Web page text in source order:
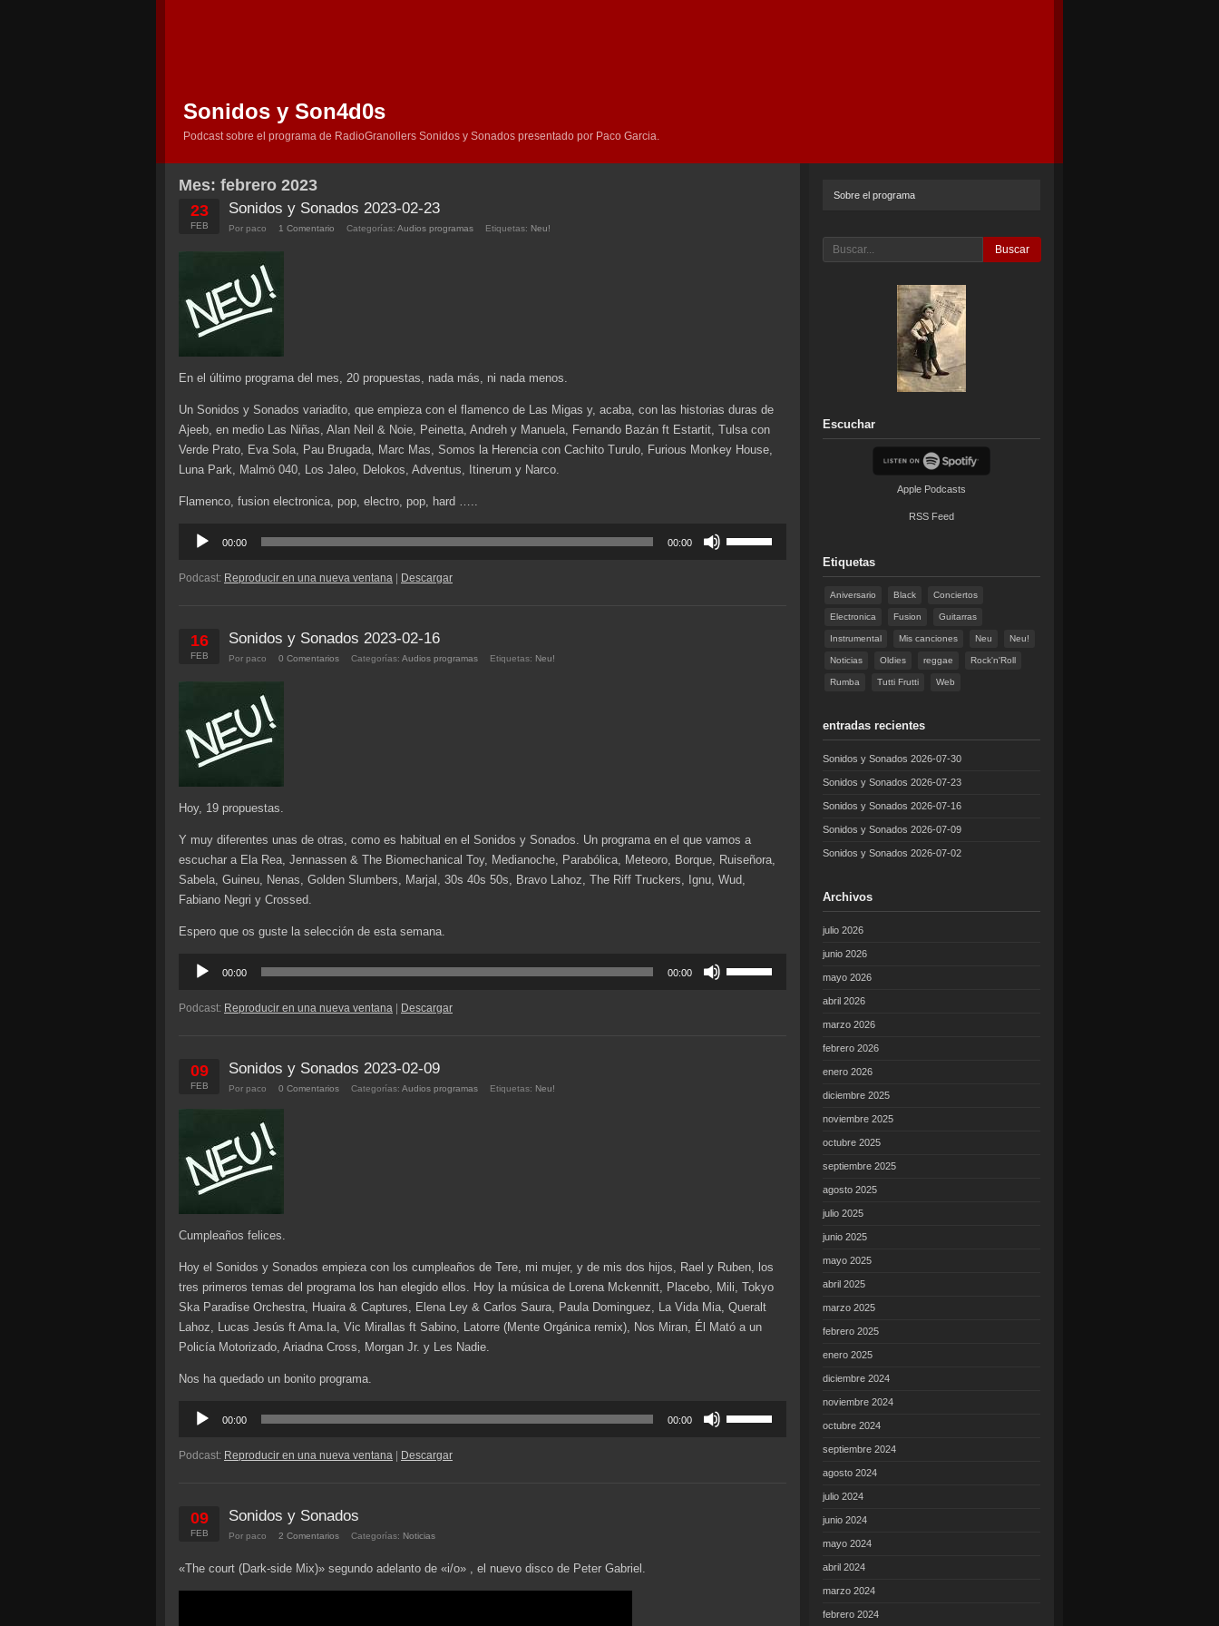
Sonidos y Son4d0s
Podcast sobre el programa de RadioGranollers Sonidos y Sonados presentado por Paco Garcia.
Mes: febrero 2023
23
FEB
Sonidos y Sonados 2023-02-23
Por paco 1 Comentario Categorías: Audios programas Etiquetas: Neu!
En el último programa del mes, 20 propuestas, nada más, ni nada menos.
Un Sonidos y Sonados variadito, que empieza con el flamenco de Las Migas y, acaba, con las historias duras de
Ajeeb, en medio Las Niñas, Alan Neil & Noie, Peinetta, Andreh y Manuela, Fernando Bazán ft Estartit, Tulsa con
Verde Prato, Eva Sola, Pau Brugada, Marc Mas, Somos la Herencia con Cachito Turulo, Furious Monkey House,
Luna Park, Malmö 040, Los Jaleo, Delokos, Adventus, Itinerum y Narco.
Flamenco, fusion electronica, pop, electro, pop, hard …..
Reproductor
audio
00:00 00:00
Podcast: Reproducir en una nueva ventana | Descargar
16
FEB
Sonidos y Sonados 2023-02-16
Por paco 0 Comentarios Categorías: Audios programas Etiquetas: Neu!
Hoy, 19 propuestas.
Y muy diferentes unas de otras, como es habitual en el Sonidos y Sonados. Un programa en el que vamos a
escuchar a Ela Rea, Jennassen & The Biomechanical Toy, Medianoche, Parabólica, Meteoro, Borque, Ruiseñora,
Sabela, Guineu, Nenas, Golden Slumbers, Marjal, 30s 40s 50s, Bravo Lahoz, The Riff Truckers, Ignu, Wud,
Fabiano Negri y Crossed.
Espero que os guste la selección de esta semana.
Reproductor
audio
00:00 00:00
Podcast: Reproducir en una nueva ventana | Descargar
09
FEB
Sonidos y Sonados 2023-02-09
Por paco 0 Comentarios Categorías: Audios programas Etiquetas: Neu!
Cumpleaños felices.
Hoy el Sonidos y Sonados empieza con los cumpleaños de Tere, mi mujer, y de mis dos hijos, Rael y Ruben, los
tres primeros temas del programa los han elegido ellos. Hoy la música de Lorena Mckennitt, Placebo, Mili, Tokyo
Ska Paradise Orchestra, Huaira & Captures, Elena Ley & Carlos Saura, Paula Dominguez, La Vida Mia, Queralt
Lahoz, Lucas Jesús ft Ama.Ia, Vic Mirallas ft Sabino, Latorre (Mente Orgánica remix), Nos Miran, Él Mató a un
Policía Motorizado, Ariadna Cross, Morgan Jr. y Les Nadie.
Nos ha quedado un bonito programa.
Reproductor
audio
00:00 00:00
Podcast: Reproducir en una nueva ventana | Descargar
09
FEB
Sonidos y Sonados
Por paco 2 Comentarios Categorías: Noticias
«The court (Dark-side Mix)» segundo adelanto de «i/o» , el nuevo disco de Peter Gabriel.
Sobre el programa
Buscar
Escuchar
Apple Podcasts
RSS Feed
Etiquetas
Aniversario Black Conciertos
Electronica Fusion Guitarras
Instrumental Mis canciones Neu Neu!
Noticias Oldies reggae Rock'n'Roll
Rumba Tutti Frutti Web
entradas recientes
Sonidos y Sonados 2026-07-30
Sonidos y Sonados 2026-07-23
Sonidos y Sonados 2026-07-16
Sonidos y Sonados 2026-07-09
Sonidos y Sonados 2026-07-02
Archivos
julio 2026
junio 2026
mayo 2026
abril 2026
marzo 2026
febrero 2026
enero 2026
diciembre 2025
noviembre 2025
octubre 2025
septiembre 2025
agosto 2025
julio 2025
junio 2025
mayo 2025
abril 2025
marzo 2025
febrero 2025
enero 2025
diciembre 2024
noviembre 2024
octubre 2024
septiembre 2024
agosto 2024
julio 2024
junio 2024
mayo 2024
abril 2024
marzo 2024
febrero 2024